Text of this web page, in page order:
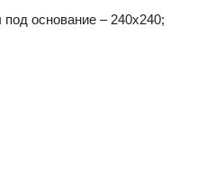
основание – 240х240;